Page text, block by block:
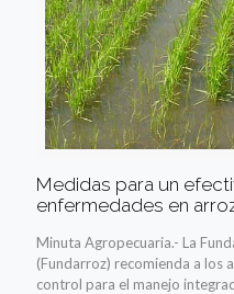
Medidas para un
enfermedades en
Minuta Agropecuaria.- La
(Fundarroz) recomienda a los
control para el manejo